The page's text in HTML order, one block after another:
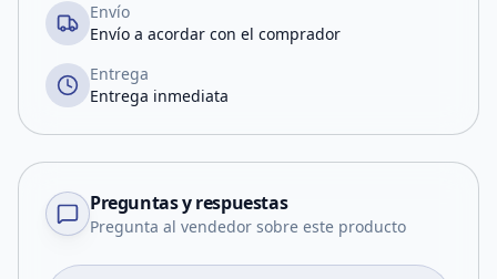
Envío
Envío a acordar con el comprador
Entrega
Entrega inmediata
Preguntas y respuestas
Pregunta al vendedor sobre este producto